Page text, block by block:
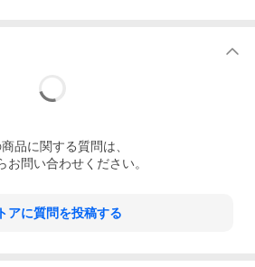
商品に関する質問は、
お問い合わせください。
アに質問を投稿する